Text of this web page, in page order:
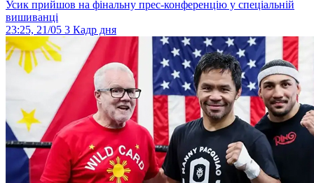
Усик прийшов на фінальну прес-конференцію у спеціальній
вишиванці
23:25, 21/05 3 Кадр дня